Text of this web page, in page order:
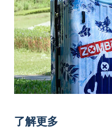
了解更多